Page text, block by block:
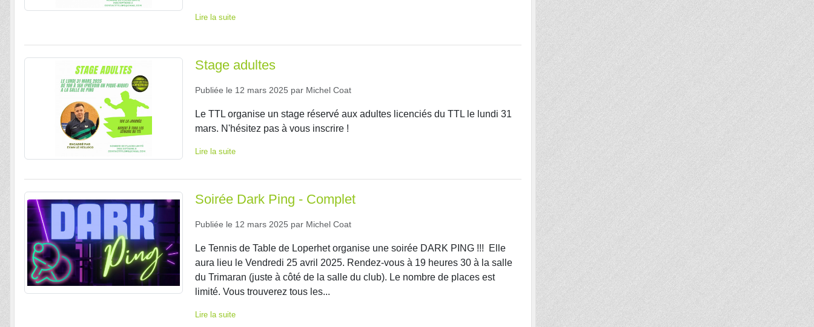
Lire la suite
Stage adultes
Publiée le 12 mars 2025 par Michel Coat
Le TTL organise un stage réservé aux adultes licenciés du TTL le lundi 31
mars. N'hésitez pas à vous inscrire !
Lire la suite
Soirée Dark Ping - Complet
Publiée le 12 mars 2025 par Michel Coat
Le Tennis de Table de Loperhet organise une soirée DARK PING !!! Elle
aura lieu le Vendredi 25 avril 2025. Rendez-vous à 19 heures 30 à la salle
du Trimaran (juste à côté de la salle du club). Le nombre de places est
limité. Vous trouverez tous les...
Lire la suite